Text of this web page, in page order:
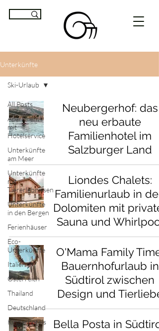
Unterkünfte
All Posts
Apartments
mit
Hotelservice
Unterkünfte
am Meer
Unterkünfte
mit
Tiererlebnissen
Unterkünfte
in den Bergen
Ferienhäuser
Eco-
Unterkünfte
Italien
Österreich
Thailand
Deutschland
Kinderhotels
Ski-Urlaub
Neubergerhof: das
neu erbaute
Familienhotel im
Salzburger Land
Liondes Chalets:
Familienurlaub in den
Dolomiten mit
Sauna und Whirlpool
O'Mama Family Time:
Bauernhofurlaub in
Südtirol zwischen
Design und Tierliebe
Bella Posta in